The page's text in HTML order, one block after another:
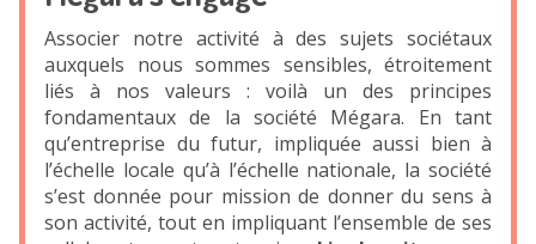
Associer notre activité à des sujets sociétaux
auxquels nous sommes sensibles, étroitement
liés à nos valeurs : voilà un des principes
fondamentaux de la société Mégara. En tant
qu’entreprise du futur, impliquée aussi bien à
l’échelle locale qu’à l’échelle nationale, la société
s’est donnée pour mission de donner du sens à
son activité, tout en impliquant l’ensemble de ses